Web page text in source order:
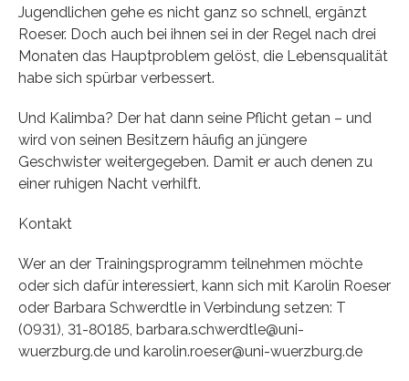
Jugendlichen gehe es nicht ganz so schnell, ergänzt
Roeser. Doch auch bei ihnen sei in der Regel nach drei
Monaten das Hauptproblem gelöst, die Lebensqualität
habe sich spürbar verbessert.
Und Kalimba? Der hat dann seine Pflicht getan – und
wird von seinen Besitzern häufig an jüngere
Geschwister weitergegeben. Damit er auch denen zu
einer ruhigen Nacht verhilft.
Kontakt
Wer an der Trainingsprogramm teilnehmen möchte
oder sich dafür interessiert, kann sich mit Karolin Roeser
oder Barbara Schwerdtle in Verbindung setzen: T
(0931), 31-80185, barbara.schwerdtle@uni-
wuerzburg.de und karolin.roeser@uni-wuerzburg.de